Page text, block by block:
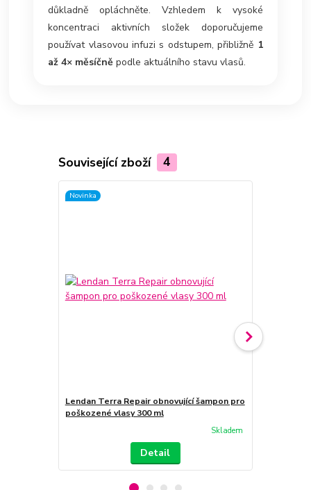
důkladně opláchněte. Vzhledem k vysoké
koncentraci aktivních složek doporučujeme
používat vlasovou infuzi s odstupem, přibližně 1
až 4× měsíčně podle aktuálního stavu vlasů.
Související zboží 4
Novinka
Lendan Terra Repair obnovující šampon pro
poškozené vlasy 300 ml
Skladem
Detail